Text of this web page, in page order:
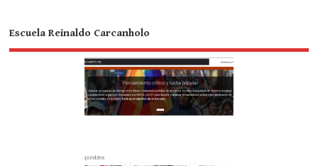
Escuela Reinaldo Carcanholo